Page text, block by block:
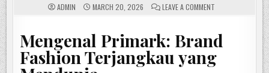
ADMIN MARCH 20, 2026 LEAVE A COMMENT
BRAND
FASHION
MURAH
BERKUALITAS
YANG
Mengenal Primark: Brand
Fashion Terjangkau yang